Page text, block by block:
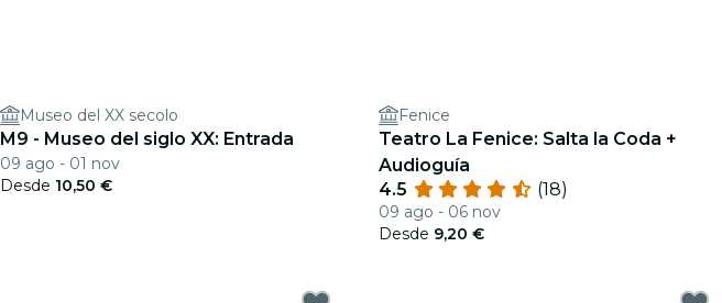
Museo del XX secolo
M9 - Museo del siglo XX: Entrada
09 ago - 01 nov
Desde 10,50 €
Fenice
Teatro La Fenice: Salta la Coda +
Audioguía
4.5
(18)
09 ago - 06 nov
Desde 9,20 €